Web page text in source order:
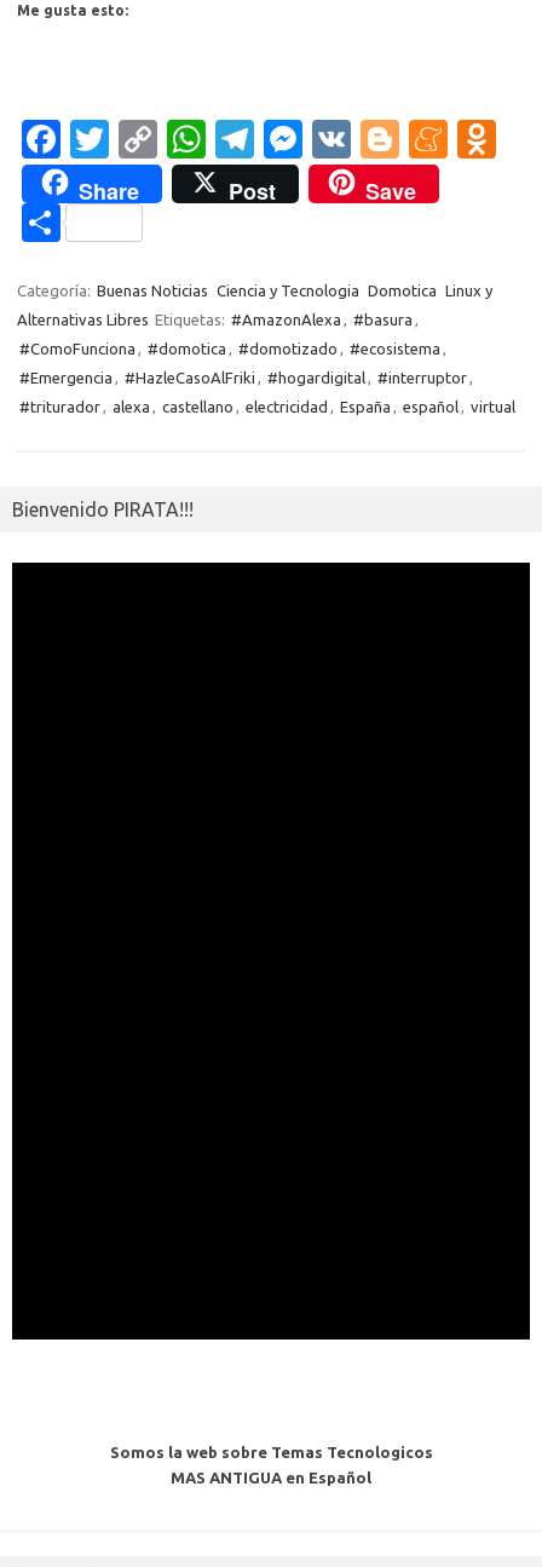
Me gusta esto:
Fa
c
e
b
o
o
k
T
w
it
te
r
C
o
p
Li
n
k
W
h
at
A
p
p
T
el
e
a
m
M
es
se
g
er
V
K
Bl
o
g
er
M
a
e
ik
Share Post Save
C
m
p
ar
ti
Categoría: Buenas Noticias Ciencia y Tecnologia Domotica Linux y
Alternativas Libres Etiquetas: #AmazonAlexa , #basura ,
#ComoFunciona , #domotica , #domotizado , #ecosistema ,
#Emergencia , #HazleCasoAlFriki , #hogardigital, #interruptor,
#triturador, alexa , castellano , electricidad , España , español, virtual
Bienvenido PIRATA!!!
Somos la web sobre Temas Tecnologicos
MAS ANTIGUA en Español